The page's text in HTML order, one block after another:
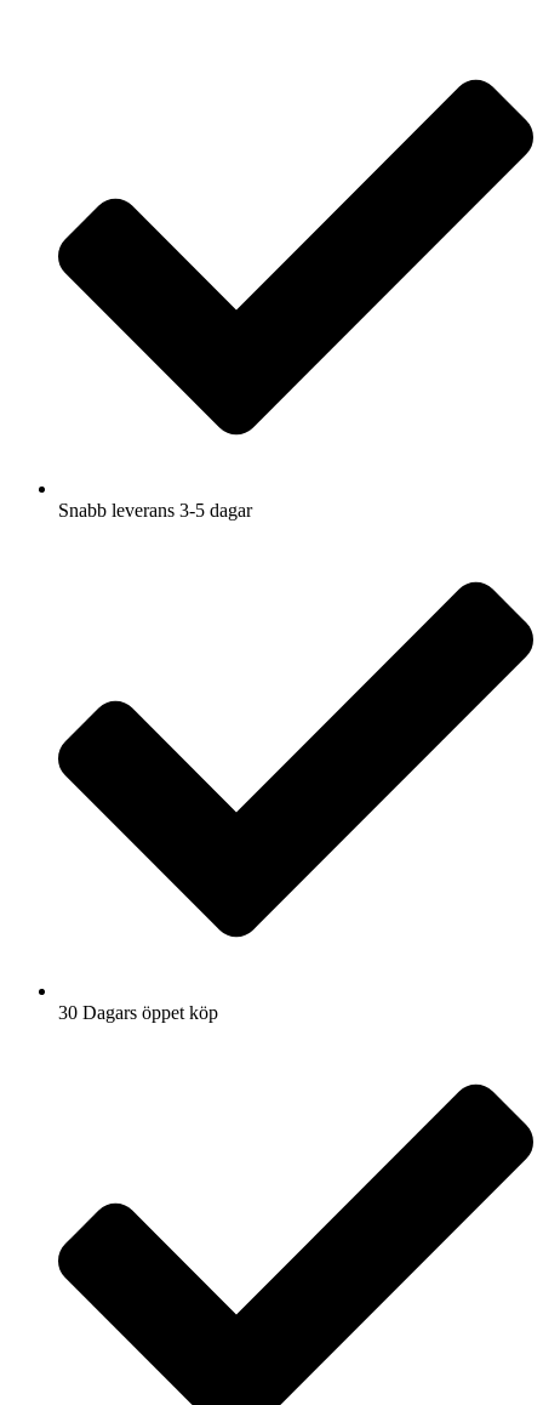
Snabb leverans 3-5 dagar
30 Dagars öppet köp